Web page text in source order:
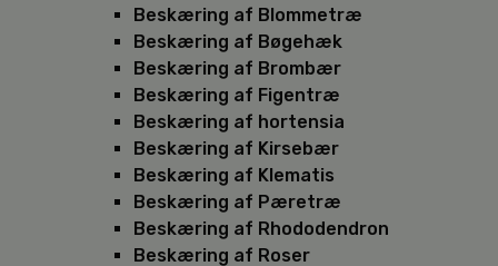
Beskæring af Blommetræ
Beskæring af Bøgehæk
Beskæring af Brombær
Beskæring af Figentræ
Beskæring af hortensia
Beskæring af Kirsebær
Beskæring af Klematis
Beskæring af Pæretræ
Beskæring af Rhododendron
Beskæring af Roser